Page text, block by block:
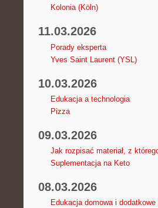
Kolonia (Köln)
11.03.2026
Porady eksperta
Yves Saint Laurent (YSL)
10.03.2026
Edukacja a technologia
Pizza
09.03.2026
Jak rozpisać materiał, z
Suplementacja na Keto
08.03.2026
Edukacja domowa i